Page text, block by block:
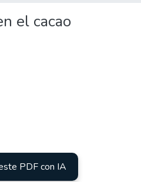
el cacao
PDF con IA